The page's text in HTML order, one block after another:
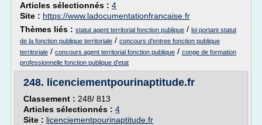
Articles sélectionnés : 4
Site : https://www.ladocumentationfrancaise.fr
Thèmes liés : statut agent territorial fonction publique / loi portant statut
de la fonction publique territoriale / concours d'entree fonction publique
territoriale / concours agent territorial fonction publique / conge de formation
professionnelle fonction publique d'etat
248. licenciementpourinaptitude.fr
Classement : 248/ 813
Articles sélectionnés : 4
Site : licenciementpourinaptitude.fr